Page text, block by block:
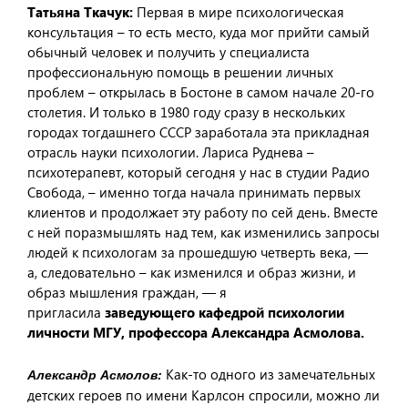
Татьяна Ткачук: Первая в мире психологическая
консультация – то есть место, куда мог прийти самый
обычный человек и получить у специалиста
профессиональную помощь в решении личных
проблем – открылась в Бостоне в самом начале 20-го
столетия. И только в 1980 году сразу в нескольких
городах тогдашнего СССР заработала эта прикладная
отрасль науки психологии. Лариса Руднева –
психотерапевт, который сегодня у нас в студии Радио
Свобода, – именно тогда начала принимать первых
клиентов и продолжает эту работу по сей день. Вместе
с ней поразмышлять над тем, как изменились запросы
людей к психологам за прошедшую четверть века, —
а, следовательно – как изменился и образ жизни, и
образ мышления граждан, — я
пригласила заведующего кафедрой психологии
личности МГУ, профессора Александра Асмолова.
Александр Асмолов: Как-то одного из замечательных
детских героев по имени Карлсон спросили, можно ли